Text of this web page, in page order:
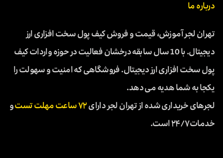
درباره ما
تهران لجر آموزش، قیمت و فروش کیف پول سخت افزاری ارز
دیجیتال. با 10 سال سابقه درخشان فعالیت در حوزه واردات کیف
پول سخت افزاری ارز دیجیتال. فروشگاهی که امنیت و سهولت را
یکجا به شما هدیه می دهد.
لجرهای خریداری شده از تهران لجر دارای۷۲ ساعت مهلت تست
و
خدمات ۲۴/۷ است.